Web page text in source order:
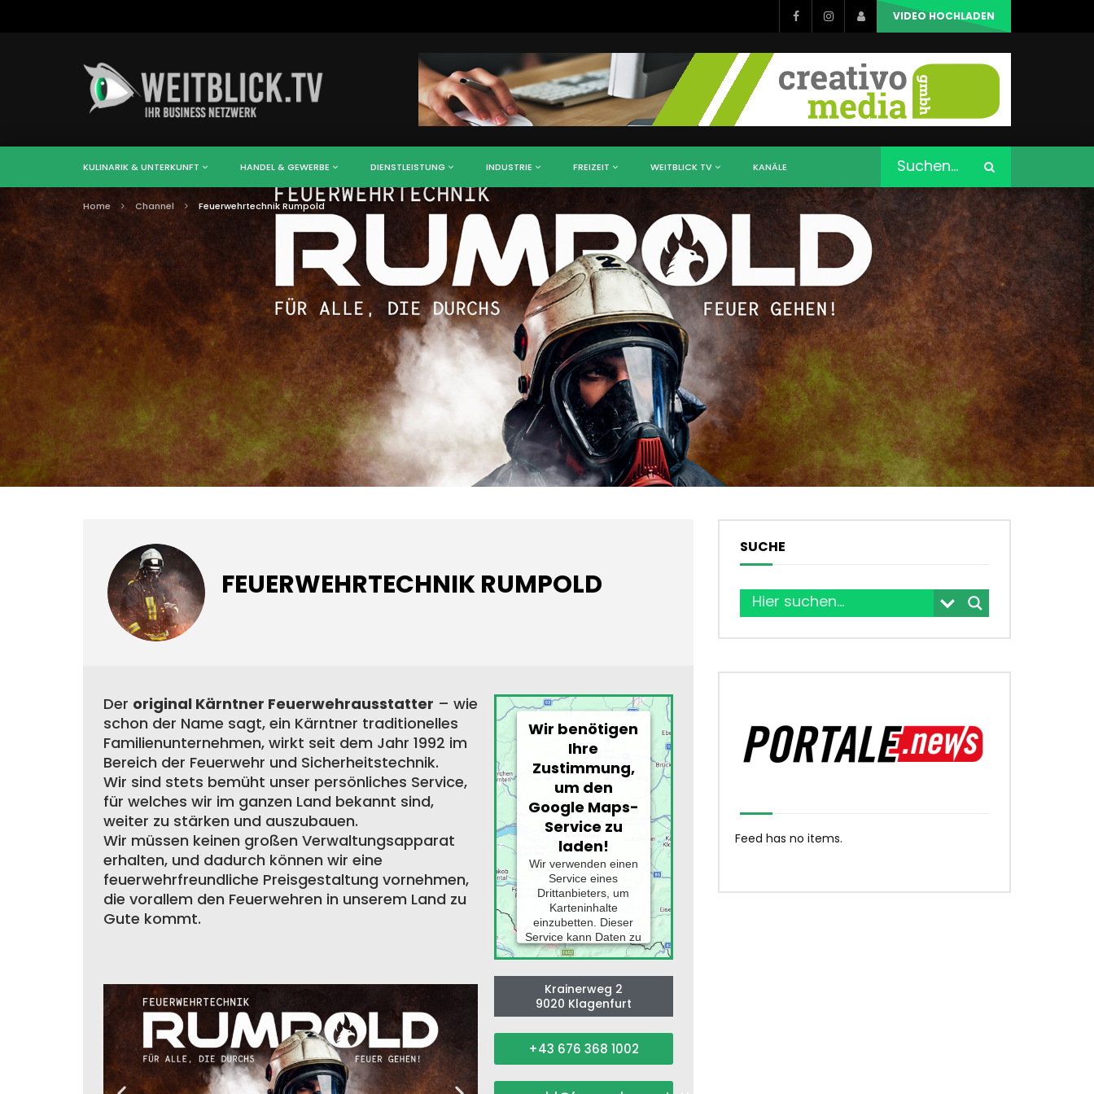
VIDEO HOCHLADEN
KULINARIK & UNTERKUNFT HANDEL & GEWERBE DIENSTLEISTUNG INDUSTRIE FREIZEIT WEITBLICK TV KANÄLE
Home Channel Feuerwehrtechnik Rumpold
FEUERWEHRTECHNIK RUMPOLD
Der original Kärntner Feuerwehrausstatter – wie
schon der Name sagt, ein Kärntner traditionelles
Familienunternehmen, wirkt seit dem Jahr 1992 im
Bereich der Feuerwehr und Sicherheitstechnik.
Wir sind stets bemüht unser persönliches Service,
für welches wir im ganzen Land bekannt sind,
weiter zu stärken und auszubauen.
Wir müssen keinen großen Verwaltungsapparat
erhalten, und dadurch können wir eine
feuerwehrfreundliche Preisgestaltung vornehmen,
die vorallem den Feuerwehren in unserem Land zu
Gute kommt.
Wir benötigen
Ihre
Zustimmung,
um den
Google Maps-
Service zu
laden!
Wir verwenden einen
Service eines
Drittanbieters, um
Karteninhalte
einzubetten. Dieser
Service kann Daten zu
Ihren Aktivitäten
Sie die Details durch
und stimmen Sie der
Nutzung des Service
MEHR
INFORMATIONEN
Krainerweg 2
9020 Klagenfurt
+43 676 368 1002
SUCHE
Feed has no items.